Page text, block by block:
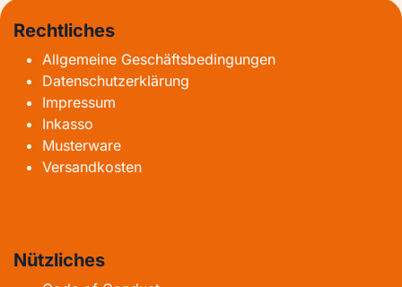
Rechtliches
Allgemeine Geschäftsbedingungen
Datenschutzerklärung
Impressum
Inkasso
Musterware
Versandkosten
Nützliches